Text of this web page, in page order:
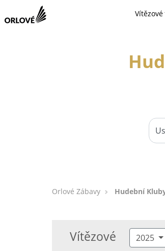
Vítězové
Orlové Zábavy Hudební
Vítězové 2025